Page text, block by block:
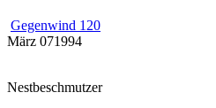
Gegenwind 120
März 071994
Nestbeschmutzer